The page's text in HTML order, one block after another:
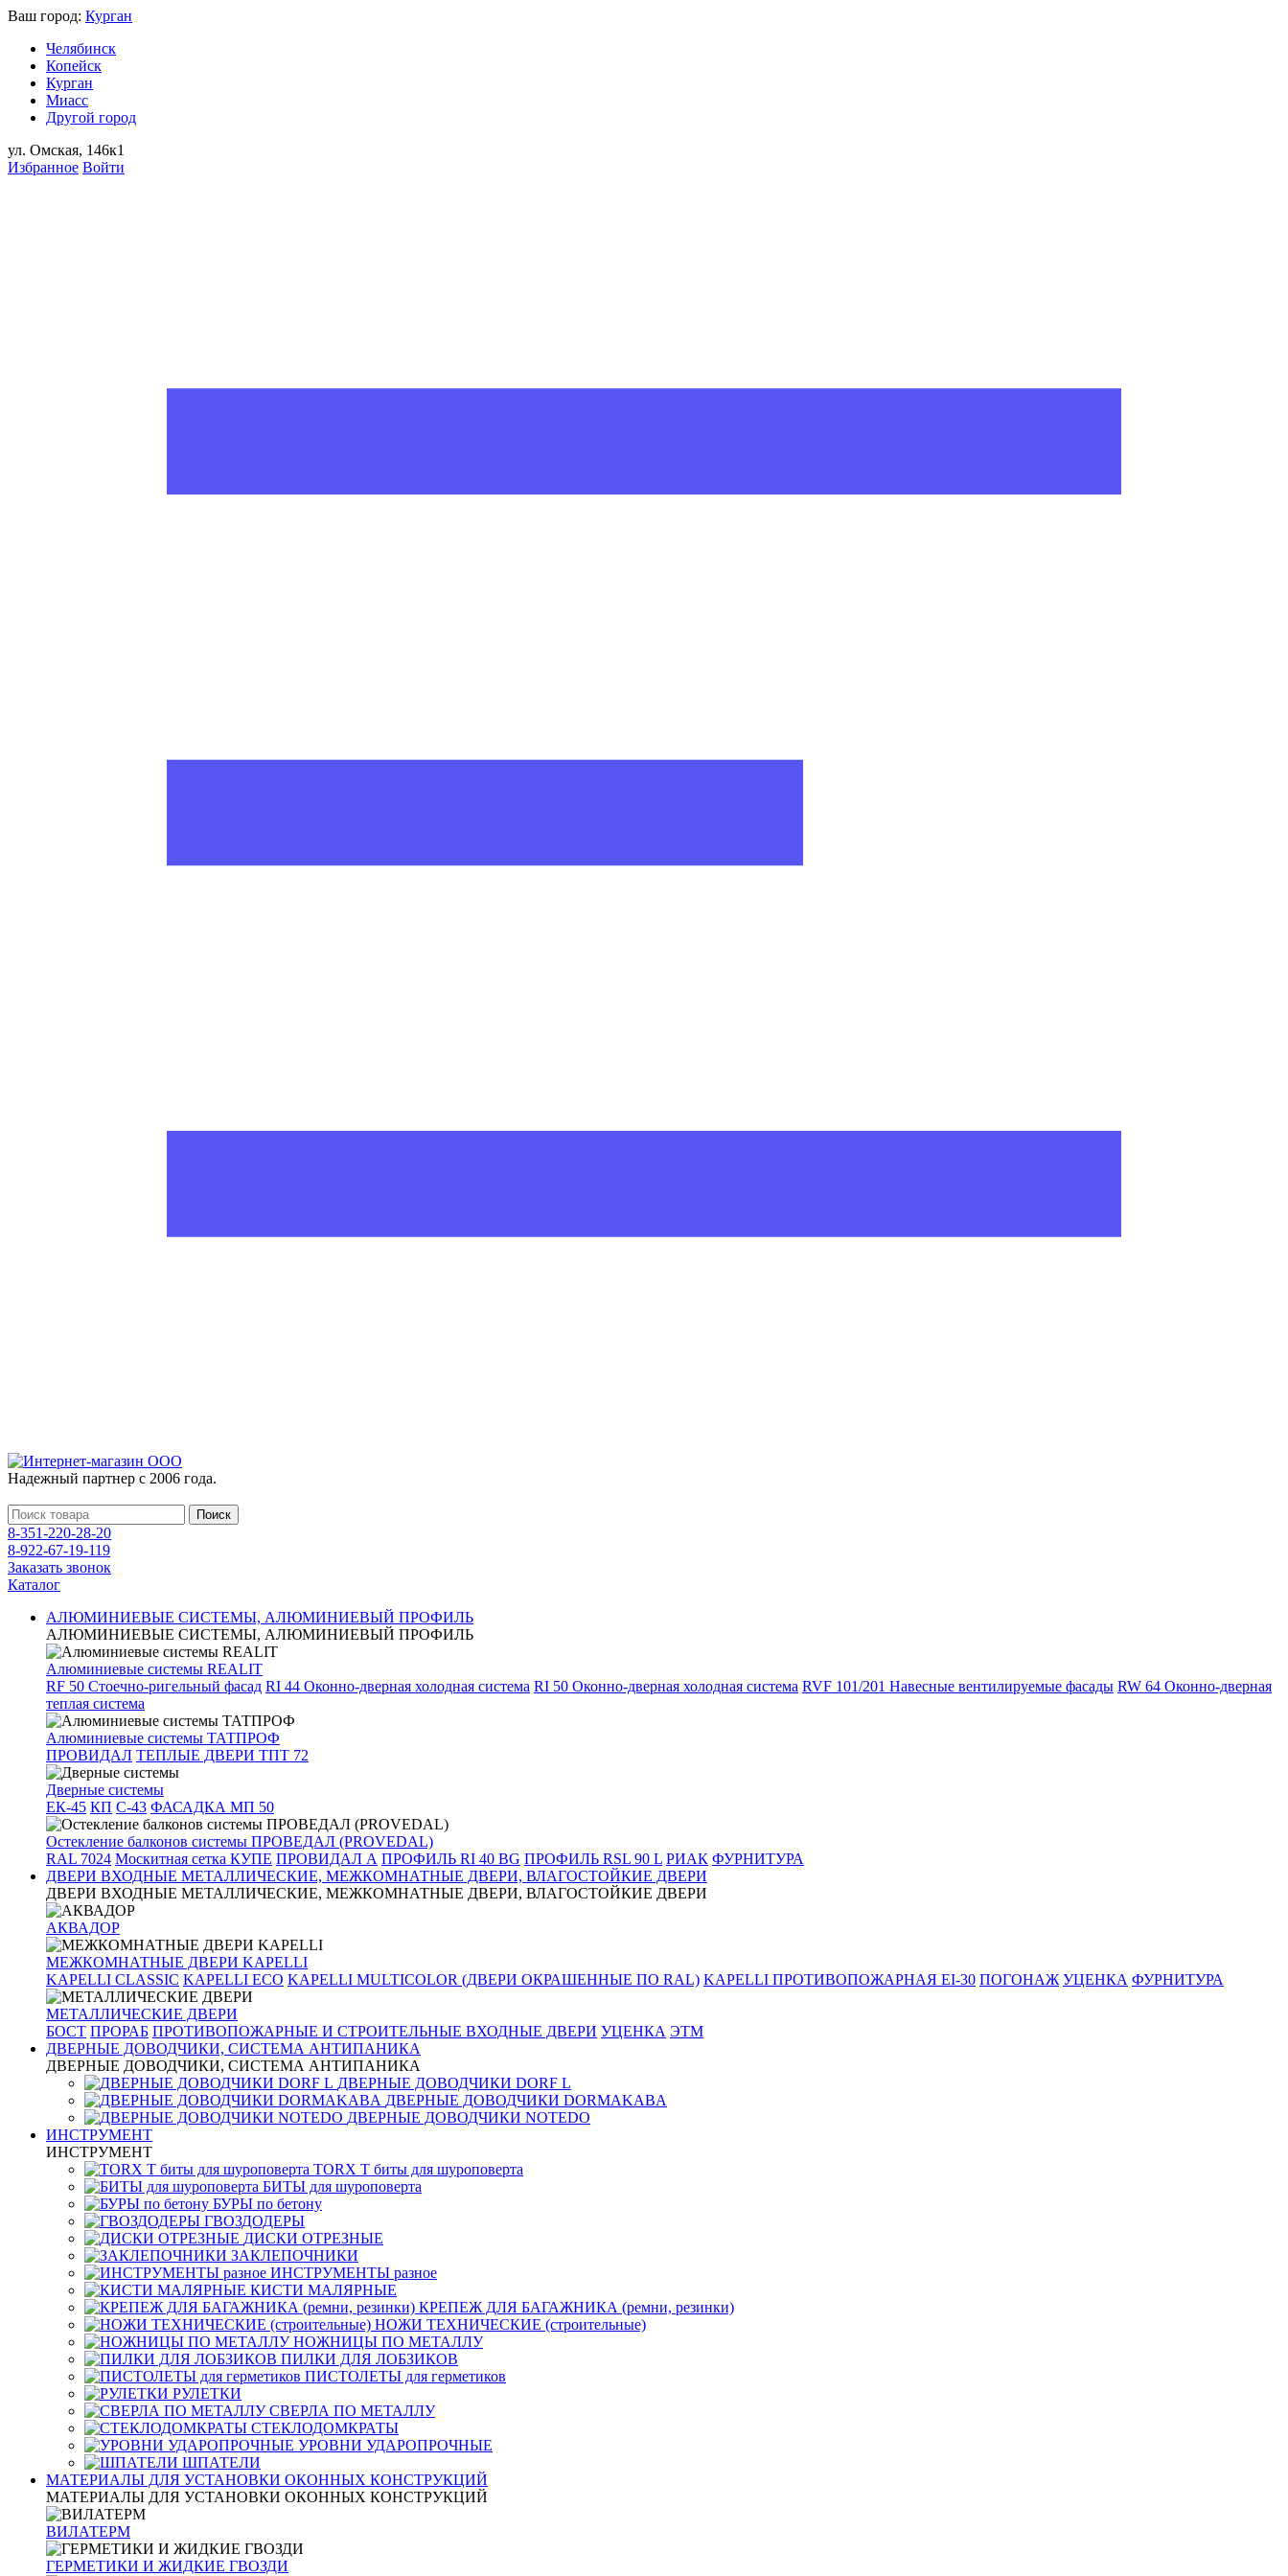
Ваш город: Курган
Челябинск
Копейск
Курган
Миасс
Другой город
ул. Омская, 146к1
Избранное Войти
Надежный партнер с 2006 года.
Поиск
8-351-220-28-20
8-922-67-19-119
Заказать звонок
Каталог
АЛЮМИНИЕВЫЕ СИСТЕМЫ, АЛЮМИНИЕВЫЙ ПРОФИЛЬ
АЛЮМИНИЕВЫЕ СИСТЕМЫ, АЛЮМИНИЕВЫЙ ПРОФИЛЬ
Алюминиевые системы REALIT
RF 50 Стоечно-ригельный фасад RI 44 Оконно-дверная холодная система RI 50 Оконно-дверная холодная система RVF 101/201 Навесные вентилируемые фасады RW 64 Оконно-дверная
теплая система
Алюминиевые системы ТАТПРОФ
ПРОВИДАЛ ТЕПЛЫЕ ДВЕРИ ТПТ 72
Дверные системы
ЕК-45 КП С-43 ФАСАДКА МП 50
Остекление балконов системы ПРОВЕДАЛ (PROVEDAL)
RAL 7024 Москитная сетка КУПЕ ПРОВИДАЛ А ПРОФИЛЬ RI 40 BG ПРОФИЛЬ RSL 90 L РИАК ФУРНИТУРА
ДВЕРИ ВХОДНЫЕ МЕТАЛЛИЧЕСКИЕ, МЕЖКОМНАТНЫЕ ДВЕРИ, ВЛАГОСТОЙКИЕ ДВЕРИ
ДВЕРИ ВХОДНЫЕ МЕТАЛЛИЧЕСКИЕ, МЕЖКОМНАТНЫЕ ДВЕРИ, ВЛАГОСТОЙКИЕ ДВЕРИ
АКВАДОР
МЕЖКОМНАТНЫЕ ДВЕРИ KAPELLI
KAPELLI CLASSIC KAPELLI ECO KAPELLI MULTICOLOR (ДВЕРИ ОКРАШЕННЫЕ ПО RAL) KAPELLI ПРОТИВОПОЖАРНАЯ EI-30 ПОГОНАЖ УЦЕНКА ФУРНИТУРА
МЕТАЛЛИЧЕСКИЕ ДВЕРИ
БОСТ ПРОРАБ ПРОТИВОПОЖАРНЫЕ И СТРОИТЕЛЬНЫЕ ВХОДНЫЕ ДВЕРИ УЦЕНКА ЭТМ
ДВЕРНЫЕ ДОВОДЧИКИ, СИСТЕМА АНТИПАНИКА
ДВЕРНЫЕ ДОВОДЧИКИ, СИСТЕМА АНТИПАНИКА
ДВЕРНЫЕ ДОВОДЧИКИ DORF L
ДВЕРНЫЕ ДОВОДЧИКИ DORMAKABA
ДВЕРНЫЕ ДОВОДЧИКИ NOTEDO
ИНСТРУМЕНТ
ИНСТРУМЕНТ
TORX T биты для шуроповерта
БИТЫ для шуроповерта
БУРЫ по бетону
ГВОЗДОДЕРЫ
ДИСКИ ОТРЕЗНЫЕ
ЗАКЛЕПОЧНИКИ
ИНСТРУМЕНТЫ разное
КИСТИ МАЛЯРНЫЕ
КРЕПЕЖ ДЛЯ БАГАЖНИКА (ремни, резинки)
НОЖИ ТЕХНИЧЕСКИЕ (строительные)
НОЖНИЦЫ ПО МЕТАЛЛУ
ПИЛКИ ДЛЯ ЛОБЗИКОВ
ПИСТОЛЕТЫ для герметиков
РУЛЕТКИ
СВЕРЛА ПО МЕТАЛЛУ
СТЕКЛОДОМКРАТЫ
УРОВНИ УДАРОПРОЧНЫЕ
ШПАТЕЛИ
МАТЕРИАЛЫ ДЛЯ УСТАНОВКИ ОКОННЫХ КОНСТРУКЦИЙ
МАТЕРИАЛЫ ДЛЯ УСТАНОВКИ ОКОННЫХ КОНСТРУКЦИЙ
ВИЛАТЕРМ
ГЕРМЕТИКИ И ЖИДКИЕ ГВОЗДИ